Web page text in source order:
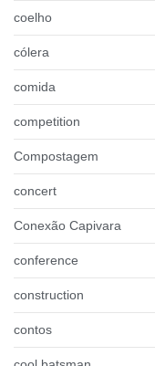
coelho
cólera
comida
competition
Compostagem
concert
Conexão Capivara
conference
construction
contos